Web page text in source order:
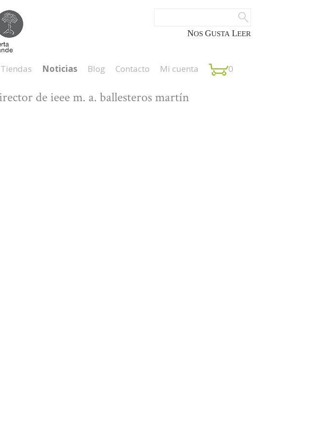
NOS GUSTA LEER
Tiendas Noticias Blog Contacto Mi cuenta 0
de ieee m. a. ballesteros martín